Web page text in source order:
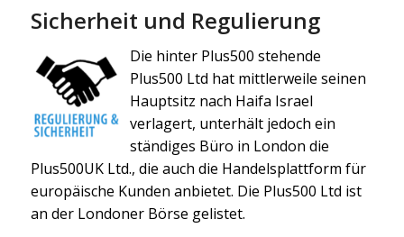
Sicherheit und Regulierung
Die hinter Plus500 stehende
Plus500 Ltd hat mittlerweile seinen
Hauptsitz nach Haifa Israel
verlagert, unterhält jedoch ein
ständiges Büro in London die
Plus500UK Ltd., die auch die Handelsplattform für
europäische Kunden anbietet. Die Plus500 Ltd ist
an der Londoner Börse gelistet.